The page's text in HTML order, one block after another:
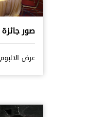
صور
عرض الالبوم